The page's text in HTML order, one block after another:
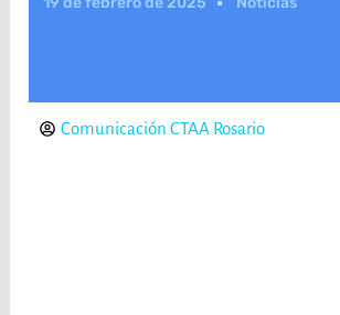
Comunicación CTAA Rosario